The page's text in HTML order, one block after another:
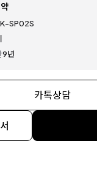
SP02S
9년
카톡상담